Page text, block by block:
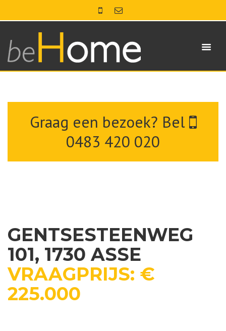
Graag een bezoek? Bel
0483 420 020
GENTSESTEENWEG
101, 1730 ASSE
VRAAGPRIJS: €
225.000